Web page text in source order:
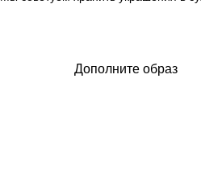
Дополните образ